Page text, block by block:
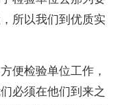
所以我们到优质实
检验单位工作，
必须在他们到来之